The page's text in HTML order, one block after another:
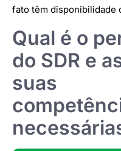
fato têm disponibilidade
Qual é o
do SDR e
suas